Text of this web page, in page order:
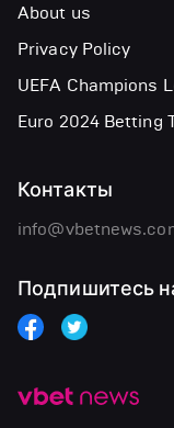
About us
Privacy Policy
UEFA Champions
Euro 2024 Betting
Контакты
Подпишитесь